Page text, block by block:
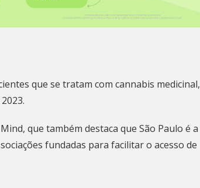
que se tratam com cannabis medicinal,
, que também destaca que São Paulo é a
fundadas para facilitar o acesso de